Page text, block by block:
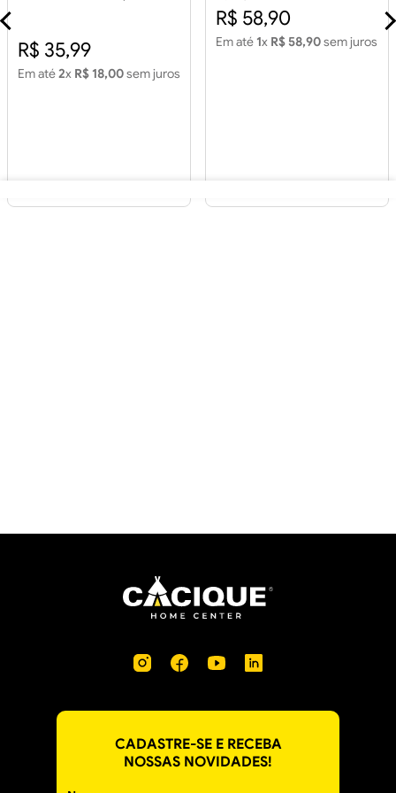
R$ 35,99
Em até2x R$ 18,00sem juros
R$ 58,90
Em até 1x R$ 58,90sem juros
CADASTRE-SE E RECEBA
NOSSAS NOVIDADES!